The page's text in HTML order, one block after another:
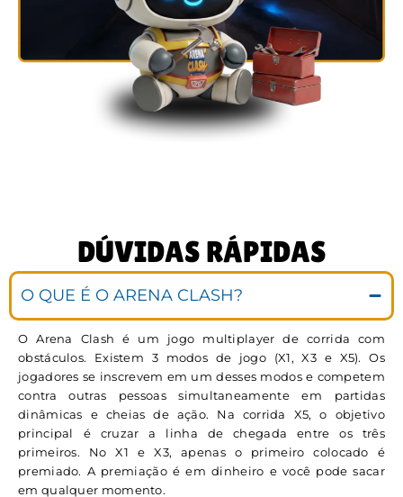
DÚVIDAS RÁPIDAS
O QUE É O ARENA CLASH?
O Arena Clash é um jogo multiplayer de corrida com
obstáculos. Existem 3 modos de jogo (X1, X3 e X5). Os
jogadores se inscrevem em um desses modos e competem
contra outras pessoas simultaneamente em partidas
dinâmicas e cheias de ação. Na corrida X5, o objetivo
principal é cruzar a linha de chegada entre os três
primeiros. No X1 e X3, apenas o primeiro colocado é
premiado. A premiação é em dinheiro e você pode sacar
em qualquer momento.